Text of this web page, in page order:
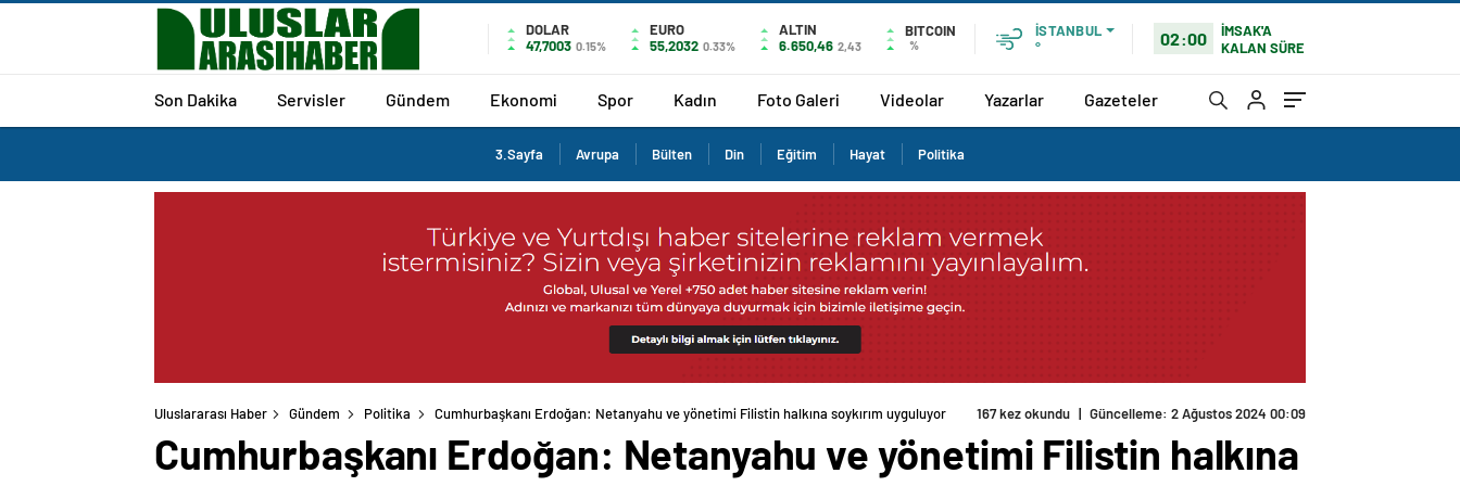
DOLAR
47,7003 0.15%
EURO
55,2032 0.33%
ALTIN
6.650,46 2,43
BITCOIN
%
İSTANBUL
°
02:00
İMSAK'A
KALAN SÜRE
Son Dakika Servisler Gündem Ekonomi Spor Kadın Foto Galeri Videolar Yazarlar Gazeteler
3.Sayfa Avrupa Bülten Din Eğitim Hayat Politika
Uluslararası Haber Gündem Politika Cumhurbaşkanı Erdoğan: Netanyahu ve yönetimi Filistin halkına soykırım uyguluyor
Cumhurbaşkanı Erdoğan: Netanyahu ve yönetimi Filistin halkına